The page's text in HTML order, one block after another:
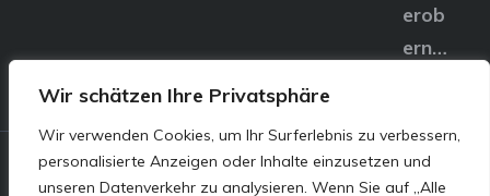
Wir schätzen Ihre Privatsphäre
Wir verwenden Cookies, um Ihr Surferlebnis zu verbessern,
personalisierte Anzeigen oder Inhalte einzusetzen und
unseren Datenverkehr zu analysieren. Wenn Sie auf „Alle
erob
ern…
© E&S Motors GmbH,